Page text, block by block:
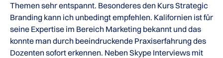
Themen sehr entspannt. Besonderes den Kurs Strategic
Branding kann ich unbedingt empfehlen. Kalifornien ist für
seine Expertise im Bereich Marketing bekannt und das
konnte man durch beeindruckende Praxiserfahrung des
Dozenten sofort erkennen. Neben Skype Interviews mit